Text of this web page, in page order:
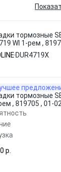
тормозные
WI 1-рем ,
DUR4719X
тормозные
, 819705 , 01-
p.